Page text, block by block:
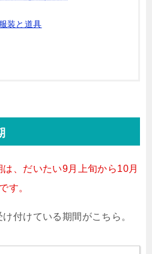
装と道具
、だいたい9月上旬から10月
す。
付けている期間がこちら。